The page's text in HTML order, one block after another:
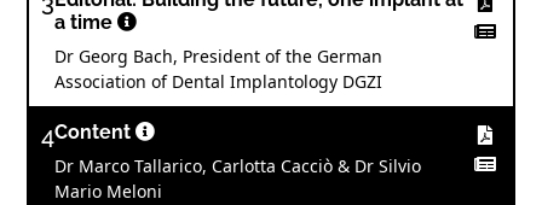
a time
Dr Georg Bach, President of the German
Association of Dental Implantology DGZI
4Content
Dr Marco Tallarico, Carlotta Cacciò & Dr Silvio
Mario Meloni